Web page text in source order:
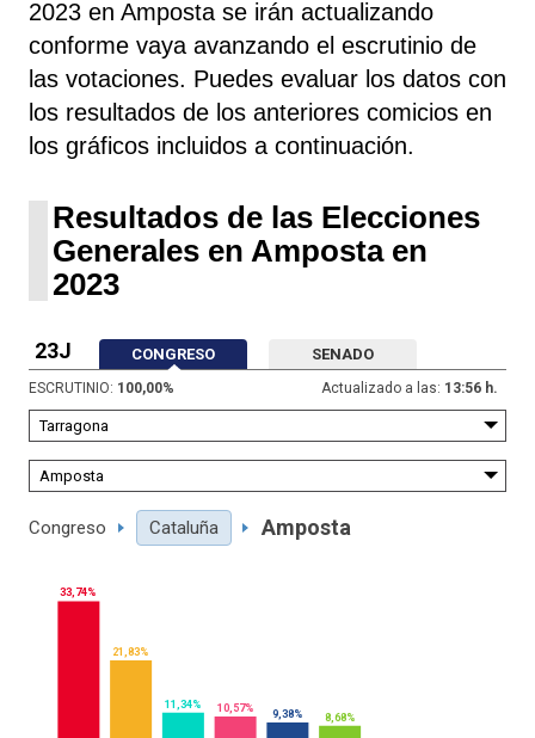
2023 en Amposta se irán actualizando
conforme vaya avanzando el escrutinio de
las votaciones. Puedes evaluar los datos con
los resultados de los anteriores comicios en
los gráficos incluidos a continuación.
Resultados de las Elecciones
Generales en Amposta en
2023
23J CONGRESO SENADO
ESCRUTINIO: 100,00% Actualizado a las: 13:56 h.
Congreso Cataluña Amposta
33,74%
21,83%
11,34% 10,57% 9,38% 8,68%